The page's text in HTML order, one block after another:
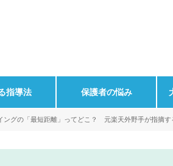
指導法 保護者の悩み
ングの「最短距離」ってどこ？ 元楽天外野手が指摘す